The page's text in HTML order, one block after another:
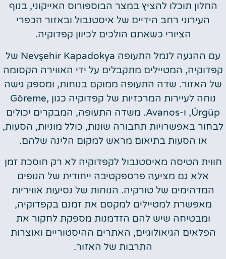
החלון תוכלו להציץ במצר הבוספורוס האייקוני, בנוף
העירוני רחב הידיים של איסטנבול ובאזור הכפרי
הציורי כשאתם הולכים לכיוון קפדוקיה.
עם ההגעה לנמל התעופה Nevşehir Kapadokya של
קפדוקיה, המטיילים מתקבלים על ידי האווירה הקסומה
של האזור. שדה התעופה ממוקם בנוחות, ומספק גישה
נוחה לעיירות המרכזיות של קפדוקיה כגון Göreme,
Ürgüp, ו-Avanos. משדה התעופה, המבקרים יכולים
לבחור באפשרויות תחבורה שונות, כולל מוניות, הסעות,
או הסעות בתיאום מראש למקום הלינה שלהם.
חווית הטיסה מאיסטנבול לקפדוקיה לא רק חוסכת זמן
אלא גם מציעה פרספקטיבה ייחודית של הנופים
המדהימים של טורקיה. הנוחות של נסיעות אוויריות
מאפשרת למטיילים למקסם את זמנם בקפדוקיה,
ומבטיחה שיש להם הזדמנות מספקת לחקור את
הפלאים הגיאולוגיים, האתרים ההיסטוריים ואוצרות
התרבות של האזור.